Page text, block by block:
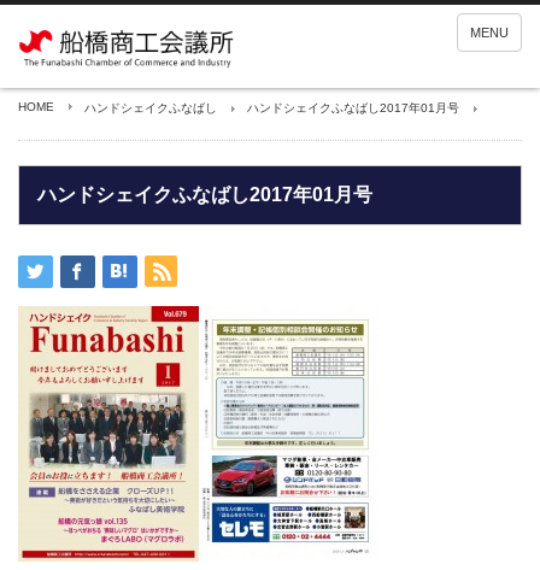
MENU
HOME ハンドシェイクふなばし ハンドシェイクふなばし2017年01月号
ハンドシェイクふなばし2017年01月号